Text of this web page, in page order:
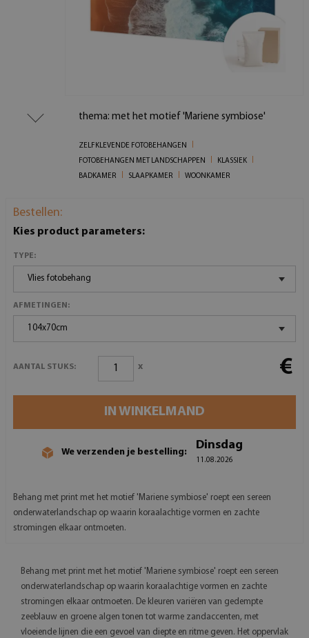
thema: met het motief 'Mariene symbiose'
ZELFKLEVENDE FOTOBEHANGEN
FOTOBEHANGEN MET LANDSCHAPPEN
KLASSIEK
BADKAMER
SLAAPKAMER WOONKAMER
Bestellen:
Kies product parameters:
TYPE:
Vlies fotobehang
AFMETINGEN:
104x70cm
AANTAL STUKS: x €
IN WINKELMAND
We verzenden je bestelling:
Dinsdag
11.08.2026
Behang met print met het motief 'Mariene symbiose' roept een sereen
onderwaterlandschap op waarin koraalachtige vormen en zachte
stromingen elkaar ontmoeten.
Behang met print met het motief 'Mariene symbiose' roept een sereen
onderwaterlandschap op waarin koraalachtige vormen en zachte
stromingen elkaar ontmoeten. De kleuren variëren van gedempte
zeeblauw en groene algen tonen tot warme zandaccenten, met
vloeiende lijnen die een gevoel van diepte en ritme geven. Het oppervlak